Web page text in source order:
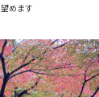
めます